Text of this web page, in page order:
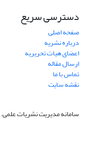
دسترسی سریع
صفحه اصلی
درباره نشریه
اعضای هیات تحریریه
ارسال مقاله
تماس با ما
نقشه سایت
سامانه مدیریت نشریات علمی.